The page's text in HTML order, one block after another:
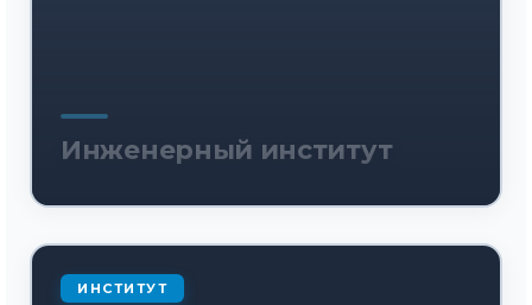
Инженерный институт
ИНСТИТУТ